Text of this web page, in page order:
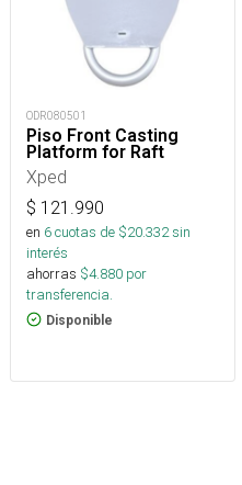
ODR080501
Piso Front Casting
Platform for Raft
Xped
$ 121.990
en 6cuotas de $20.332sin
interés
ahorras $4.880 por
transferencia.
Disponible